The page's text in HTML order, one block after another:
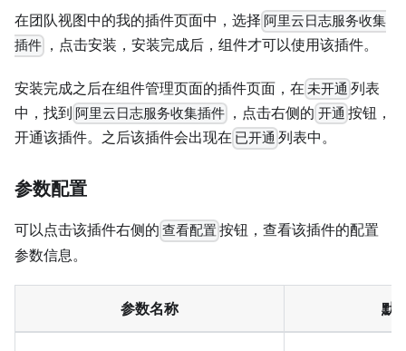
在团队视图中的我的插件页面中，选择 阿里云日志服务收集
插件 ，点击安装，安装完成后，组件才可以使用该插件。
安装完成之后在组件管理页面的插件页面，在 未开通 列表
中，找到 阿里云日志服务收集插件 ，点击右侧的 开通 按钮，
开通该插件。之后该插件会出现在 已开通 列表中。
参数配置
可以点击该插件右侧的 查看配置 按钮，查看该插件的配置
参数信息。
参数名称 默